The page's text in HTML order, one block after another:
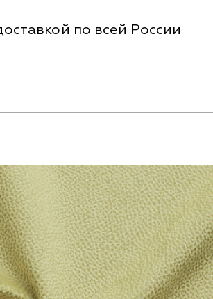
по всей России